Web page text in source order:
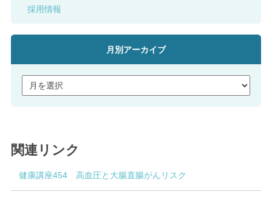
採用情報
月別アーカイブ
関連リンク
健康講座454 高血圧と大腸直腸がんリスク